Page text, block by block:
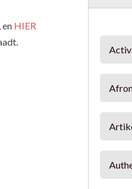
HIER